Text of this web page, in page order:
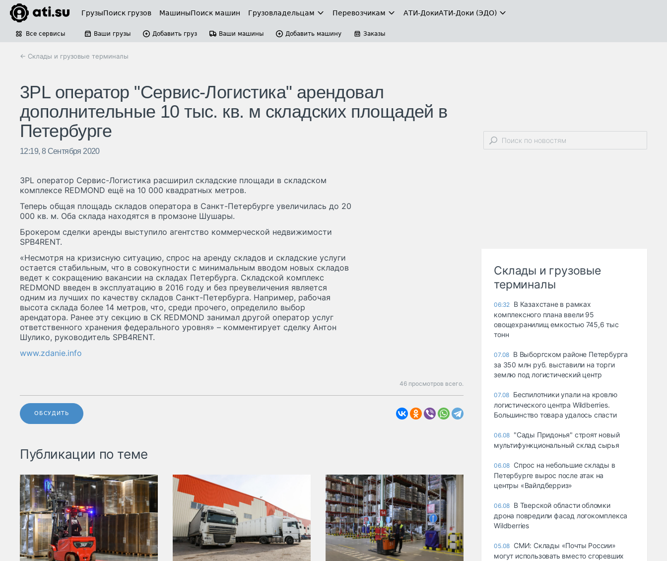
ГрузыПоиск грузов МашиныПоиск машин Грузовладельцам Перевозчикам АТИ-ДокиАТИ-Доки (ЭДО)
Все сервисы Ваши грузы Добавить груз Ваши машины Добавить машину Заказы
← Склады и грузовые терминалы
3PL оператор "Сервис-Логистика" арендовал
дополнительные 10 тыс. кв. м складских площадей в
Петербурге
12:19, 8 Сентября 2020
3PL оператор Сервис-Логистика расширил складские площади в складском
комплексе REDMOND ещё на 10 000 квадратных метров.
Теперь общая площадь складов оператора в Санкт-Петербурге увеличилась до 20
000 кв. м. Оба склада находятся в промзоне Шушары.
Брокером сделки аренды выступило агентство коммерческой недвижимости
SPB4RENT.
«Несмотря на кризисную ситуацию, спрос на аренду складов и складские услуги
остается стабильным, что в совокупности с минимальным вводом новых складов
ведет к сокращению вакансии на складах Петербурга. Складской комплекс
REDMOND введен в эксплуатацию в 2016 году и без преувеличения является
одним из лучших по качеству складов Санкт-Петербурга. Например, рабочая
высота склада более 14 метров, что, среди прочего, определило выбор
арендатора. Ранее эту секцию в СК REDMOND занимал другой оператор услуг
ответственного хранения федерального уровня» – комментирует сделку Антон
Шулико, руководитель SPB4RENT.
www.zdanie.info
46 просмотров всего.
ОБСУДИТЬ
Публикации по теме
Склады и грузовые
терминалы
06:32 В Казахстане в рамках
комплексного плана ввели 95
овощехранилищ емкостью 745,6 тыс
тонн
07.08 В Выборгском районе Петербурга
за 350 млн руб. выставили на торги
землю под логистический центр
07.08 Беспилотники упали на кровлю
логистического центра Wildberries.
Большинство товара удалось спасти
06.08 "Сады Придонья" строят новый
мультифункциональный склад сырья
06.08 Спрос на небольшие склады в
Петербурге вырос после атак на
центры «Вайлдберриз»
06.08 В Тверской области обломки
дрона повредили фасад логокомплекса
Wildberries
05.08 СМИ: Склады «Почты России»
могут использовать вместо сгоревших